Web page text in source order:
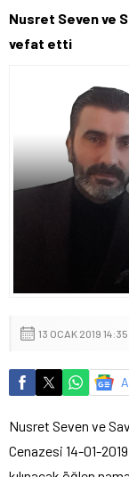
55,0112
Nusret Seven ve
vefat etti
13 OCAK 2019 14:35
Nusret Seven ve
Cenazesi 14-01-